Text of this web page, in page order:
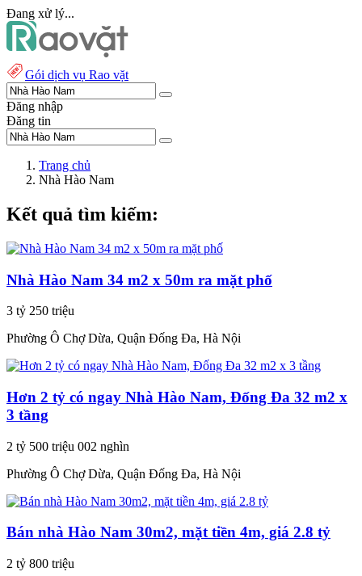
Đang xử lý...
Gói dịch vụ Rao vặt
Đăng nhập
Đăng tin
Trang chủ
Nhà Hào Nam
Kết quả tìm kiếm:
Nhà Hào Nam 34 m2 x 50m ra mặt phố
3 tỷ 250 triệu
Phường Ô Chợ Dừa, Quận Đống Đa, Hà Nội
Hơn 2 tỷ có ngay Nhà Hào Nam, Đống Đa 32 m2 x
3 tầng
2 tỷ 500 triệu 002 nghìn
Phường Ô Chợ Dừa, Quận Đống Đa, Hà Nội
Bán nhà Hào Nam 30m2, mặt tiền 4m, giá 2.8 tỷ
2 tỷ 800 triệu